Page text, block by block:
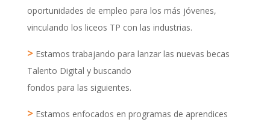
oportunidades de empleo para los más jóvenes,
vinculando los liceos TP con las industrias.
>Estamos trabajando para lanzar las nuevas becas
Talento Digital y buscando
fondos para las siguientes.
>Estamos enfocados en programas de aprendices